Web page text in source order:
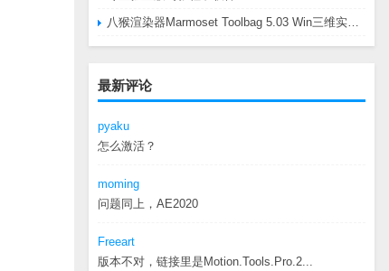
最新评论
pyaku
怎么激活？
moming
问题同上，AE2020
Freeart
版本不对，链接里是Motion.Tools.Pro.2...